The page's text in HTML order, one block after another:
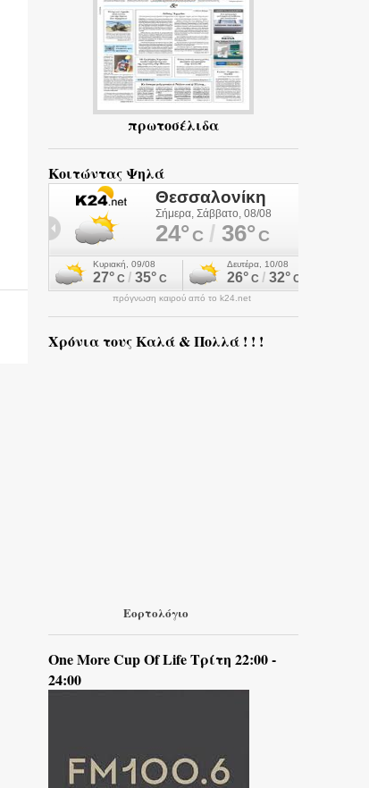
πρωτοσέλιδα
Κοιτώντας Ψηλά
πρόγνωση καιρού από το k24.net
Χρόνια τους Καλά & Πολλά ! ! !
Εορτολόγιο
One More Cup Of Life Τρίτη 22:00 -
24:00